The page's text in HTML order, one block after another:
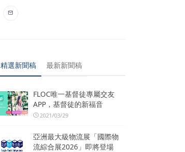
精選新聞稿 最新新聞稿
FLOC唯一基督徒專屬交友
APP，基督徒的新福音
2021/03/29
亞洲最大級物流展「國際物
流綜合展2026」即將登場